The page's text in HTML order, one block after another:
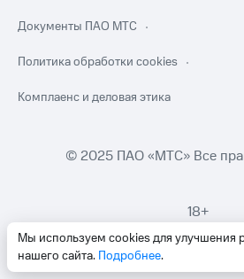
Мы используем cookies для улучшения
нашего сайта. Подробнее.
Документы ПАО МТС
Политика обработки cookies
Комплаенс и деловая этика
© 2025 ПАО «МТС» Все
18+